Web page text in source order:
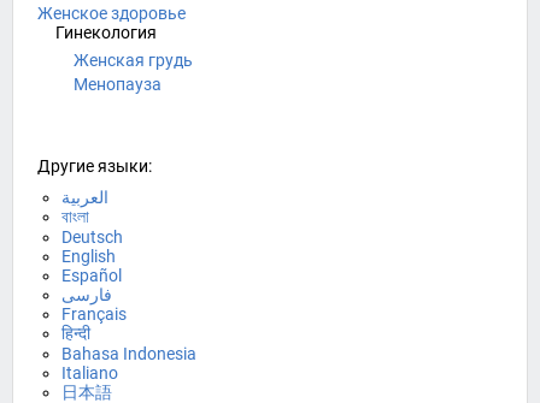
Женское здоровье
Гинекология
Женская грудь
Менопауза
Другие языки:
العربية
বাংলা
Deutsch
English
Español
فارسی
Français
हिन्दी
Bahasa Indonesia
Italiano
日本語